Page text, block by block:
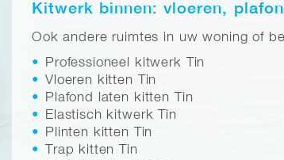
Kitwerk binnen: vloeren,
Ook andere ruimtes in uw woning of
Professioneel kitwerk Tin
Vloeren kitten Tin
Plafond laten kitten Tin
Elastisch kitwerk Tin
Plinten kitten Tin
Trap kitten Tin